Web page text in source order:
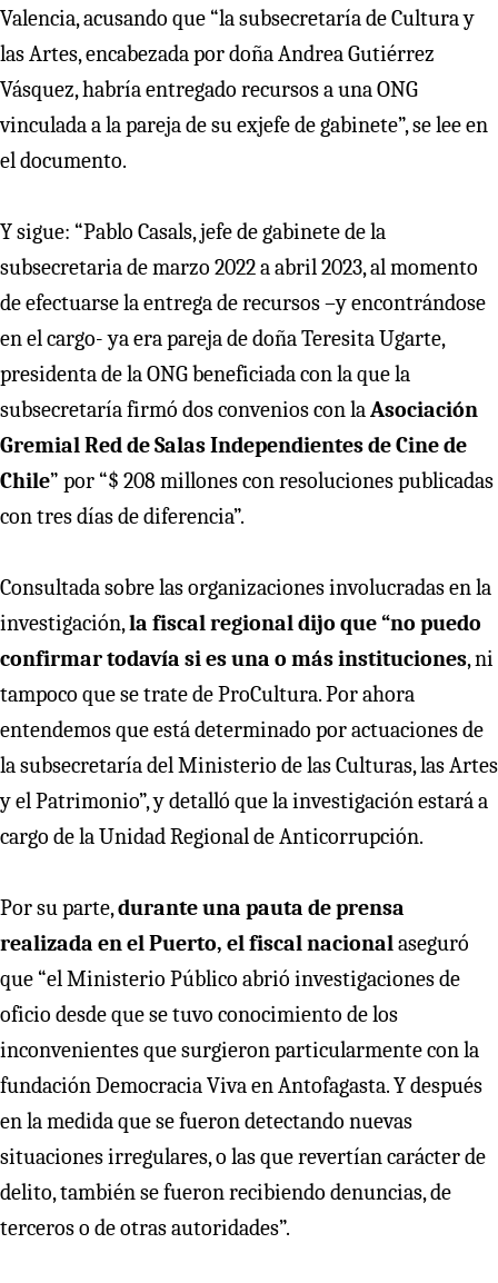
Valencia, acusando que “la subsecretaría de Cultura y
las Artes, encabezada por doña Andrea Gutiérrez
Vásquez, habría entregado recursos a una ONG
vinculada a la pareja de su exjefe de gabinete”, se lee en
el documento.
Y sigue: “Pablo Casals, jefe de gabinete de la
subsecretaria de marzo 2022 a abril 2023, al momento
de efectuarse la entrega de recursos –y encontrándose
en el cargo- ya era pareja de doña Teresita Ugarte,
presidenta de la ONG beneficiada con la que la
subsecretaría firmó dos convenios con laAsociación
Gremial Red de Salas Independientes de Cine de
Chile” por “$ 208 millones con resoluciones publicadas
con tres días de diferencia”.
Consultada sobre las organizaciones involucradas en la
investigación,la fiscal regional dijo que “no puedo
confirmar todavía si es una o más instituciones, ni
tampoco que se trate de ProCultura. Por ahora
entendemos que está determinado por actuaciones de
la subsecretaría del Ministerio de las Culturas, las Artes
y el Patrimonio”, y detalló que la investigación estará a
cargo de la Unidad Regional de Anticorrupción.
Por su parte,durante una pauta de prensa
realizada en el Puerto, el fiscal nacionalaseguró
que “el Ministerio Público abrió investigaciones de
oficio desde que se tuvo conocimiento de los
inconvenientes que surgieron particularmente con la
fundación Democracia Viva en Antofagasta. Y después
en la medida que se fueron detectando nuevas
situaciones irregulares, o las que revertían carácter de
delito, también se fueron recibiendo denuncias, de
terceros o de otras autoridades”.